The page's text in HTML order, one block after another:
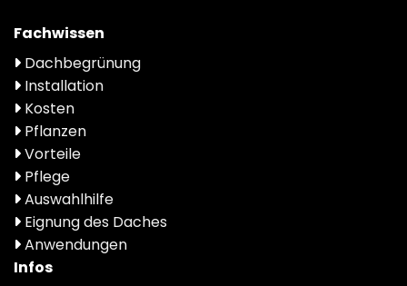
Fachwissen
Dachbegrünung
Installation
Kosten
Pflanzen
Vorteile
Pflege
Auswahlhilfe
Eignung des Daches
Anwendungen
Infos